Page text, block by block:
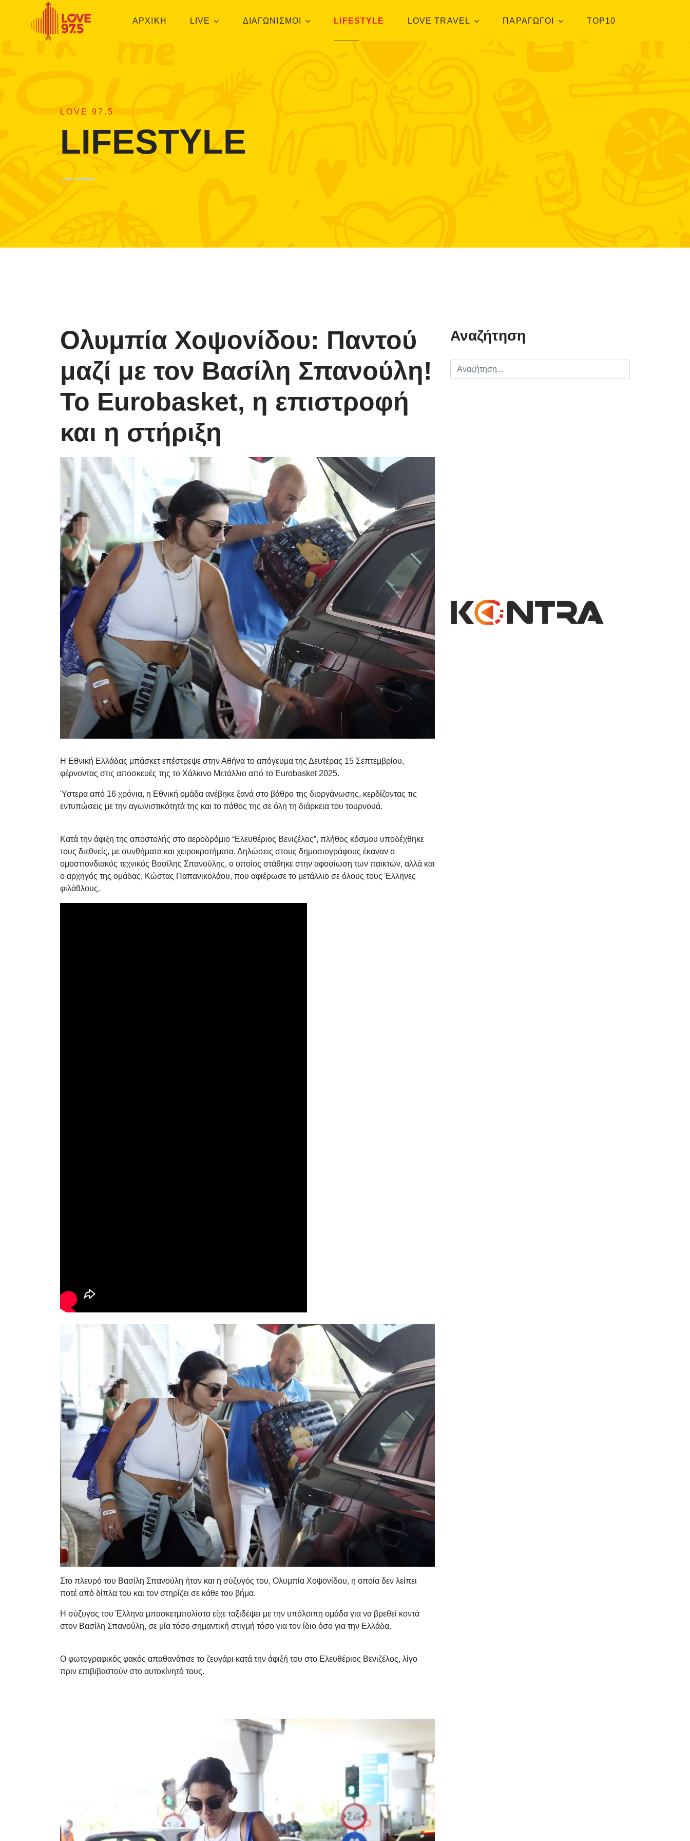
ΑΡΧΙΚΗ LIVE ΔΙΑΓΩΝΙΣΜΟΙ LIFESTYLE LOVE TRAVEL ΠΑΡΑΓΩΓΟΙ TOP10
LOVE 97.5
LIFESTYLE
Ολυμπία Χοψονίδου: Παντού
μαζί με τον Βασίλη Σπανούλη!
Το Eurobasket, η επιστροφή
και η στήριξη
Η Εθνική Ελλάδας μπάσκετ επέστρεψε στην Αθήνα το απόγευμα της Δευτέρας 15 Σεπτεμβρίου,
φέρνοντας στις αποσκευές της το Χάλκινο Μετάλλιο από το Eurobasket 2025.
Ύστερα από 16 χρόνια, η Εθνική ομάδα ανέβηκε ξανά στο βάθρο της διοργάνωσης, κερδίζοντας τις
εντυπώσεις με την αγωνιστικότητά της και το πάθος της σε όλη τη διάρκεια του τουρνουά.
Κατά την άφιξη της αποστολής στο αεροδρόμιο “Ελευθέριος Βενιζέλος”, πλήθος κόσμου υποδέχθηκε
τους διεθνείς, με συνθήματα και χειροκροτήματα. Δηλώσεις στους δημοσιογράφους έκαναν ο
ομοσπονδιακός τεχνικός Βασίλης Σπανούλης, ο οποίος στάθηκε στην αφοσίωση των παικτών, αλλά και
ο αρχηγός της ομάδας, Κώστας Παπανικολάου, που αφιέρωσε το μετάλλιο σε όλους τους Έλληνες
φιλάθλους.
Στο πλευρό του Βασίλη Σπανούλη ήταν και η σύζυγός του, Ολυμπία Χοψονίδου, η οποία δεν λείπει
ποτέ από δίπλα του και τον στηρίζει σε κάθε του βήμα.
Η σύζυγος του Έλληνα μπασκετμπολίστα είχε ταξιδέψει με την υπόλοιπη ομάδα για να βρεθεί κοντά
στον Βασίλη Σπανούλη, σε μία τόσο σημαντική στιγμή τόσο για τον ίδιο όσο για την Ελλάδα.
Ο φωτογραφικός φακός απαθανάτισε το ζευγάρι κατά την άφιξή του στο Ελευθέριος Βενιζέλος, λίγο
πριν επιβιβαστούν στο αυτοκίνητό τους.
Αναζήτηση